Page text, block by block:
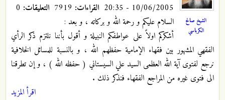
الشيخ صالح
الكرباسي
10/06/2005 - 20:35 القراءات: التعليقات:
السلام عليكم و رحمة الله و بركاته ، و بعد :
أشكركم اولاً على عواطفكم النبيلة و أقول بأننا نلتزم ذكر الرأي
الفقهي المشهور بين فقهاء الإمامية حفظهم الله ، و بالنسبة للمسائل الخلافية
نرجع لفتوى آية الله العظمى السيد علي السيستاني ( حفظه الله ) ، و إن تطرقنا
الى فتوى غيره من المراجع الفقهاء فنذكر ذلك .
اقرأ المزيد